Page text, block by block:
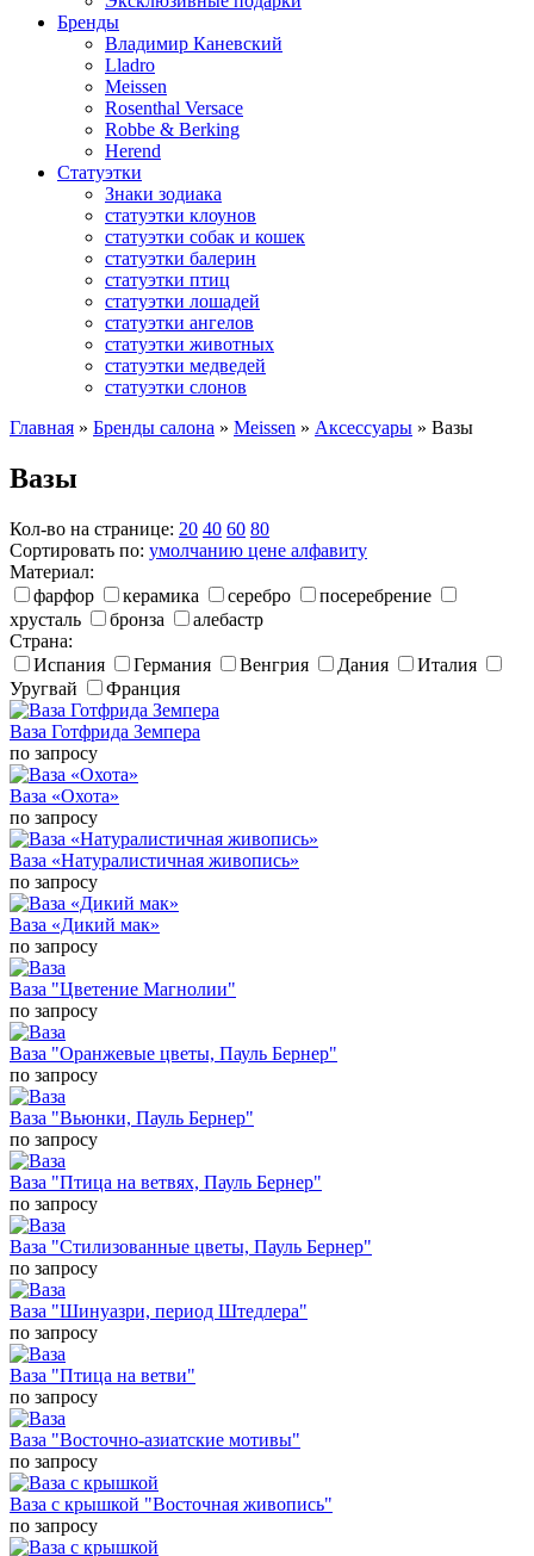
Бренды
Владимир Каневский
Lladro
Meissen
Rosenthal Versace
Robbe & Berking
Herend
Статуэтки
Знаки зодиака
статуэтки клоунов
статуэтки собак и кошек
статуэтки балерин
статуэтки птиц
статуэтки лошадей
статуэтки ангелов
статуэтки животных
статуэтки медведей
статуэтки слонов
Главная » Бренды салона » Meissen » Аксессуары » Вазы
Вазы
Кол-во на странице: 20 40 60 80
Сортировать по: умолчанию цене алфавиту
Материал:
фарфор
керамика серебро
посеребрение
хрусталь
бронза
алебастр
Страна:
Испания
Германия Венгрия Дания
Италия
Уругвай
Франция
Ваза Готфрида Земпера
по запросу
Ваза «Охота»
по запросу
Ваза «Натуралистичная живопись»
по запросу
Ваза «Дикий мак»
по запросу
Ваза "Цветение Магнолии"
по запросу
Ваза "Оранжевые цветы, Пауль Бернер"
по запросу
Ваза "Вьюнки, Пауль Бернер"
по запросу
Ваза "Птица на ветвях, Пауль Бернер"
по запросу
Ваза "Стилизованные цветы, Пауль Бернер"
по запросу
Ваза "Шинуазри, период Штедлера"
по запросу
Ваза "Птица на ветви"
по запросу
Ваза "Восточно-азиатские мотивы"
по запросу
Ваза с крышкой "Восточная живопись"
по запросу